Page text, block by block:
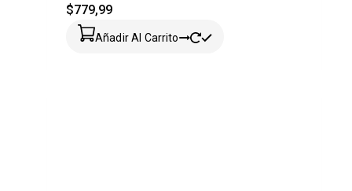
$779,99
Añadir Al Carrito